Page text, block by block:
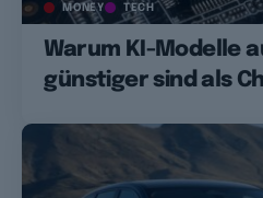
MONEY TECH
Warum KI-Modelle
günstiger sind als